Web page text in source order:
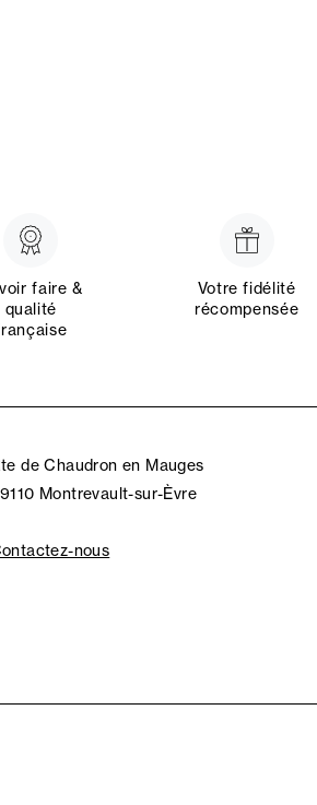
faire &
qualité
Votre fidélité
récompensée
de Chaudron en Mauges
Montrevault-sur-Èvre
nous